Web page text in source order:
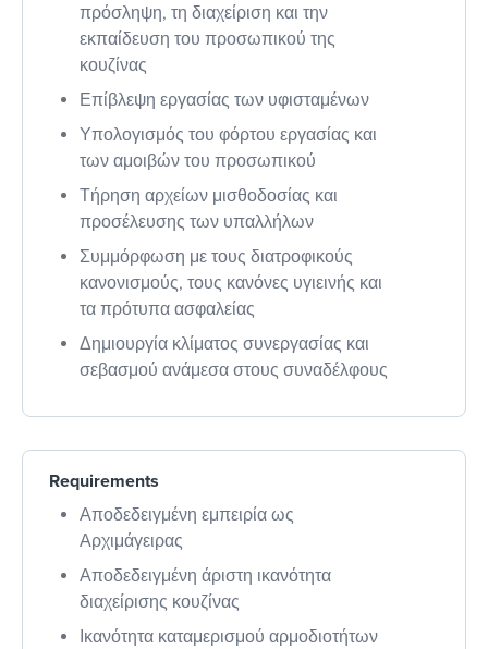
πρόσληψη, τη διαχείριση και την
εκπαίδευση του προσωπικού της
κουζίνας
Επίβλεψη εργασίας των υφισταμένων
Υπολογισμός του φόρτου εργασίας και
των αμοιβών του προσωπικού
Τήρηση αρχείων μισθοδοσίας και
προσέλευσης των υπαλλήλων
Συμμόρφωση με τους διατροφικούς
κανονισμούς, τους κανόνες υγιεινής και
τα πρότυπα ασφαλείας
Δημιουργία κλίματος συνεργασίας και
σεβασμού ανάμεσα στους συναδέλφους
Requirements
Αποδεδειγμένη εμπειρία ως
Αρχιμάγειρας
Αποδεδειγμένη άριστη ικανότητα
διαχείρισης κουζίνας
Ικανότητα καταμερισμού αρμοδιοτήτων